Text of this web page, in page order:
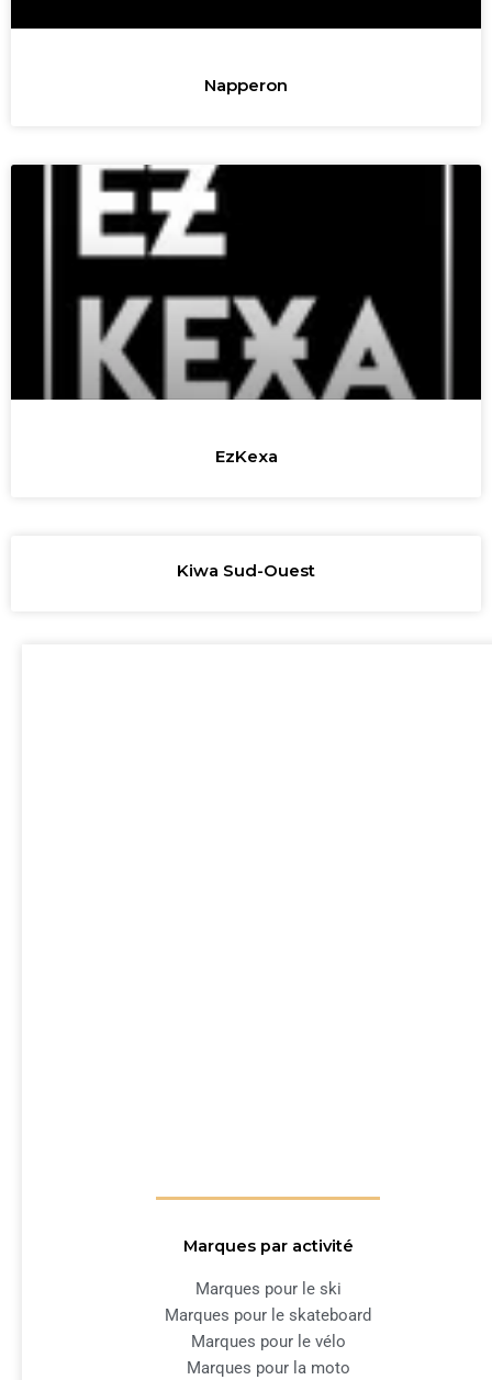
Napperon
EzKexa
Kiwa Sud-Ouest
Marques par activité
Marques pour le ski
Marques pour le skateboard
Marques pour le vélo
Marques pour la moto